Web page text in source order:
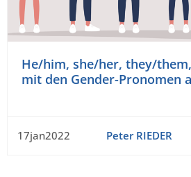
He/him, she/her, they/
mit den Gender-Pronomen
17jan2022 Peter RIEDER